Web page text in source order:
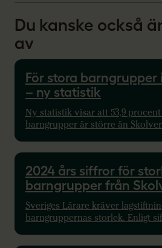
Du kanske också
av
För stora barngrupper
– ny statistik
Ny statistik visar att 53,9
barngrupper är större än
2024 års siffror för
barngrupper från
Sveriges Lärare kräver
barngruppernas storlek. Enligt